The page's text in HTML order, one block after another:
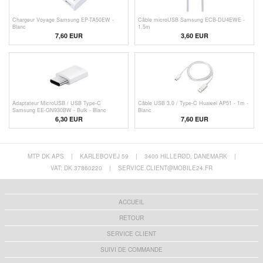
Chargeur Voyage Samsung EP-TA50EW -
Blanc
7,60 EUR
Câble microUSB Samsung ECB-DU4EWE -
1.5m
3,60EUR
Adaptateur MicroUSB / USB Type-C
Samsung EE-GN930BW - Bulk - Blanc
6,30 EUR
Câble USB 3.0 / Type-C Huawei AP51 - 1m -
Blanc
7,60 EUR
MTP DK APS | KARLEBOVEJ 59 | 3400 HILLERØD, DANEMARK
|
VAT: DK 37860220
| SERVICE.CLIENT@MOBILE24.FR
ACCUEIL
RETOUR
SERVICE CLIENT
SUIVI DE COMMANDE